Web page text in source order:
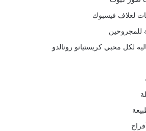
لغلاف فيسبوك
لكل محبي كريستيانو رونالدو